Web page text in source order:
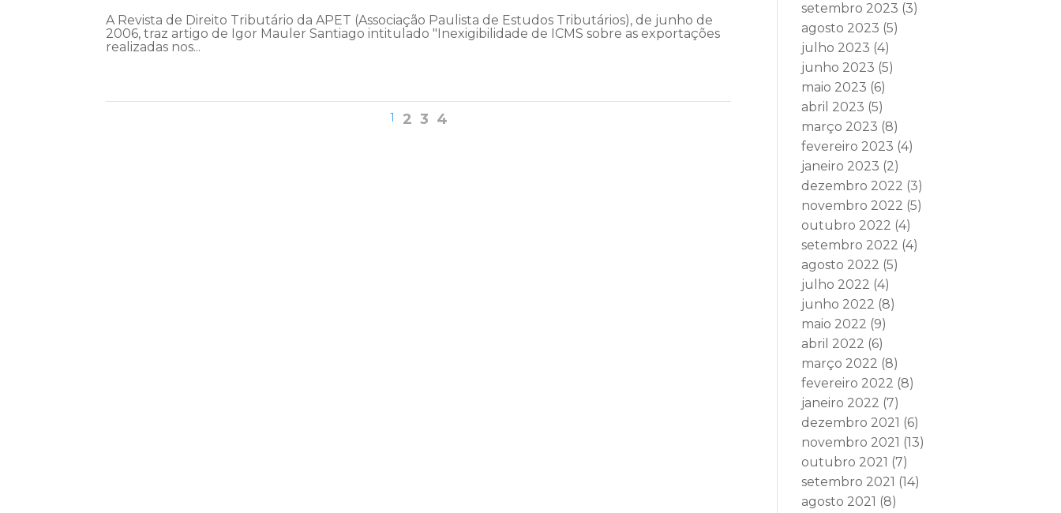
A Revista de Direito Tributário da APET (Associação Paulista de Estudos Tributários), de junho de
2006, traz artigo de Igor Mauler Santiago intitulado "Inexigibilidade de ICMS sobre as exportações
realizadas nos...
1 2 3 4
setembro 2023 (3)
agosto 2023 (5)
julho 2023 (4)
junho 2023 (5)
maio 2023 (6)
abril 2023 (5)
março 2023 (8)
fevereiro 2023 (4)
janeiro 2023 (2)
dezembro 2022 (3)
novembro 2022 (5)
outubro 2022 (4)
setembro 2022 (4)
agosto 2022 (5)
julho 2022 (4)
junho 2022 (8)
maio 2022 (9)
abril 2022 (6)
março 2022 (8)
fevereiro 2022 (8)
janeiro 2022 (7)
dezembro 2021 (6)
novembro 2021 (13)
outubro 2021 (7)
setembro 2021 (14)
agosto 2021 (8)